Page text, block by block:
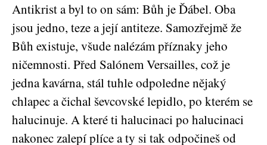
Antikrist a byl to on sám: Bůh je Ďábel. Oba
jsou jedno, teze a její antiteze. Samozřejmě že
Bůh existuje, všude nalézám příznaky jeho
ničemnosti. Před Salónem Versailles, což je
jedna kavárna, stál tuhle odpoledne nějaký
chlapec a čichal ševcovské lepidlo, po kterém se
halucinuje. A které ti halucinaci po halucinaci
nakonec zalepí plíce a ty si tak odpočineš od